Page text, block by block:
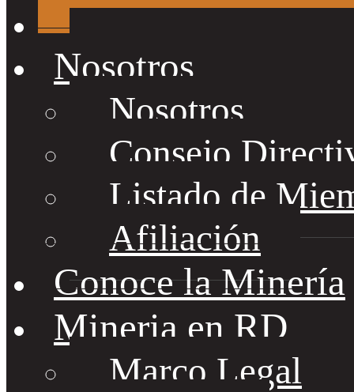
Nosotros
Nosotros
Consejo
Listado de
Afiliación
Conoce la Minería
Mineria en RD
Marco Legal